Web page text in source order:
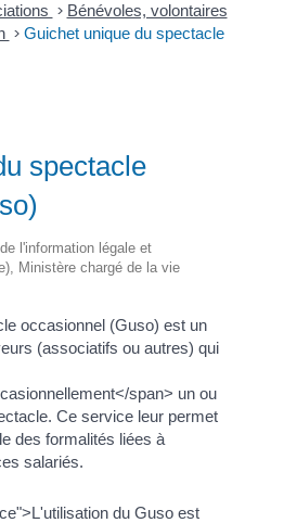
> Bénévoles, volontaires
> Guichet unique du spectacle
spectacle
l'information légale et
Ministère chargé de la vie
occasionnel (Guso) est un
(associatifs ou autres) qui
span> un ou
Ce service leur permet
des formalités liées à
salariés.
du Guso est